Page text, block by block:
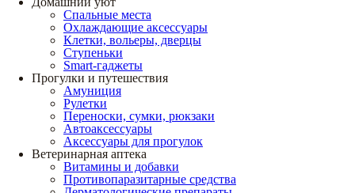
Спальные места
Охлаждающие аксессуары
Клетки, вольеры, дверцы
Ступеньки
Smart-гаджеты
Прогулки и путешествия
Амуниция
Рулетки
Переноски, сумки, рюкзаки
Автоаксессуары
Аксессуары для прогулок
Ветеринарная аптека
Витамины и добавки
Противопаразитарные средства